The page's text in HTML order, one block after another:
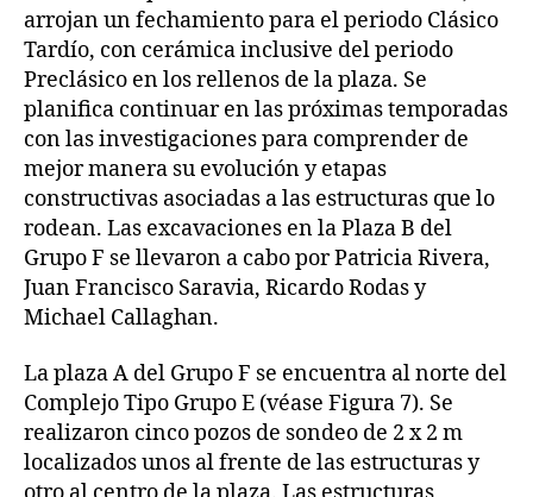
arrojan un fechamiento para el periodo Clásico
Tardío, con cerámica inclusive del periodo
Preclásico en los rellenos de la plaza. Se
planifica continuar en las próximas temporadas
con las investigaciones para comprender de
mejor manera su evolución y etapas
constructivas asociadas a las estructuras que lo
rodean. Las excavaciones en la Plaza B del
Grupo F se llevaron a cabo por Patricia Rivera,
Juan Francisco Saravia, Ricardo Rodas y
Michael Callaghan.
La plaza A del Grupo F se encuentra al norte del
Complejo Tipo Grupo E (véase Figura 7). Se
realizaron cinco pozos de sondeo de 2 x 2 m
localizados unos al frente de las estructuras y